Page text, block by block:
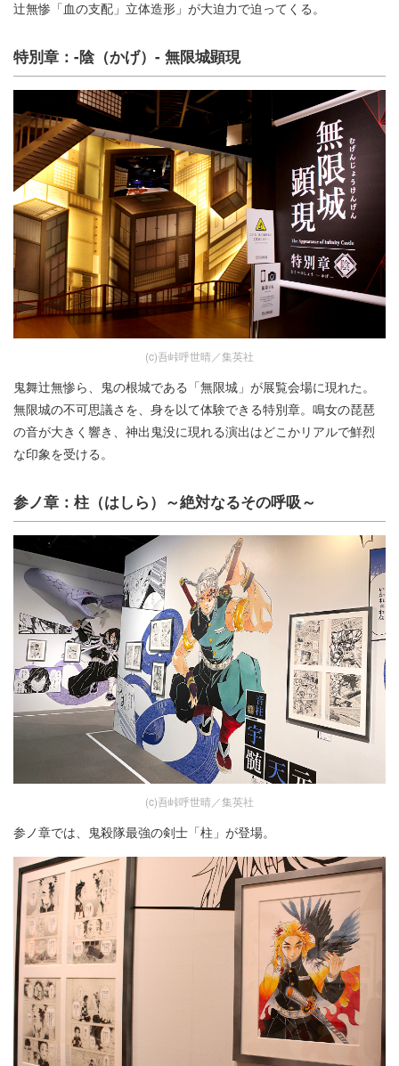
辻無惨「血の支配」立体造形」が大迫力で迫ってくる。
特別章：-陰（かげ）- 無限城顕現
(c)吾峠呼世晴／集英社
鬼舞辻無惨ら、鬼の根城である「無限城」が展覧会場に現れた。
無限城の不可思議さを、身を以て体験できる特別章。鳴女の琵琶
の音が大きく響き、神出鬼没に現れる演出はどこかリアルで鮮烈
な印象を受ける。
参ノ章：柱（はしら）～絶対なるその呼吸～
(c)吾峠呼世晴／集英社
参ノ章では、鬼殺隊最強の剣士「柱」が登場。